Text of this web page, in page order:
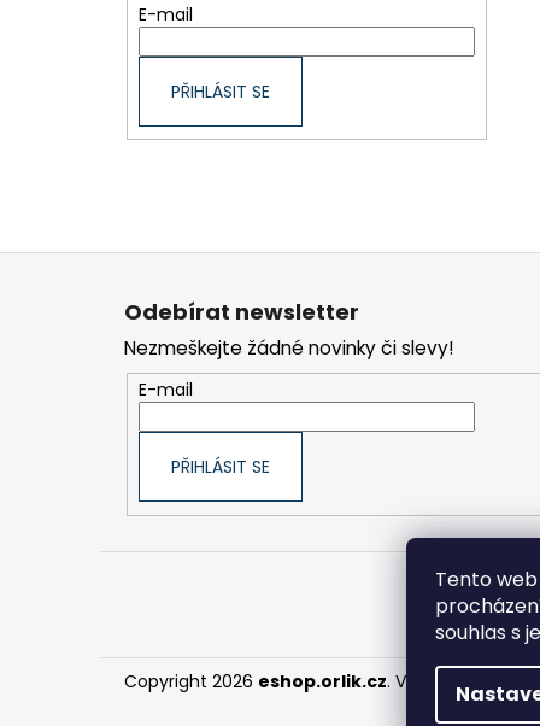
Tento
souhlas s
E-mail
PŘIHLÁSIT SE
Z
Odebírat newsletter
Nezmeškejte žádné novinky či slevy!
E-mail
PŘIHLÁSIT SE
Copyright 2026 eshop.orlik.cz. Všechna práva